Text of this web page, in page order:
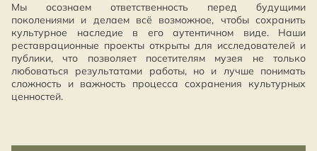
Мы осознаем ответственность перед будущими
поколениями и делаем всё возможное, чтобы сохранить
культурное наследие в его аутентичном виде. Наши
реставрационные проекты открыты для исследователей и
публики, что позволяет посетителям музея не только
любоваться результатами работы, но и лучше понимать
сложность и важность процесса сохранения культурных
ценностей.